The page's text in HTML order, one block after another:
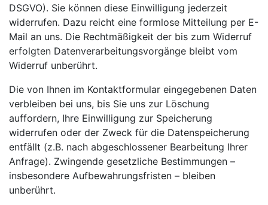
DSGVO). Sie können diese Einwilligung jederzeit
widerrufen. Dazu reicht eine formlose Mitteilung per E-
Mail an uns. Die Rechtmäßigkeit der bis zum Widerruf
erfolgten Datenverarbeitungsvorgänge bleibt vom
Widerruf unberührt.
Die von Ihnen im Kontaktformular eingegebenen Daten
verbleiben bei uns, bis Sie uns zur Löschung
auffordern, Ihre Einwilligung zur Speicherung
widerrufen oder der Zweck für die Datenspeicherung
entfällt (z.B. nach abgeschlossener Bearbeitung Ihrer
Anfrage). Zwingende gesetzliche Bestimmungen –
insbesondere Aufbewahrungsfristen – bleiben
unberührt.